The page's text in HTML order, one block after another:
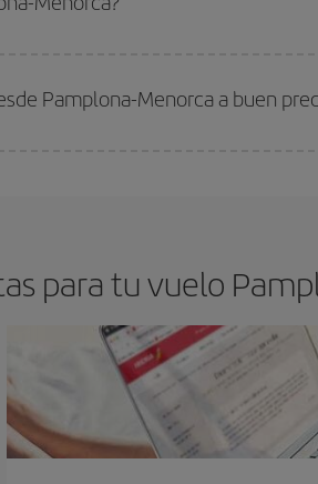
Pamplona-Menorca a buen
para tu vuelo